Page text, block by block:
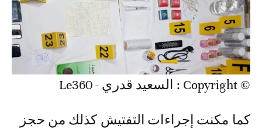
© Copyright : السعيد قدري - Le360
كما مكنت إجراءات التفتيش كذلك من حجز